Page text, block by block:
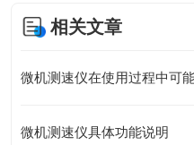
相关文章
微机测速仪在使用过程中可
微机测速仪具体功能说明